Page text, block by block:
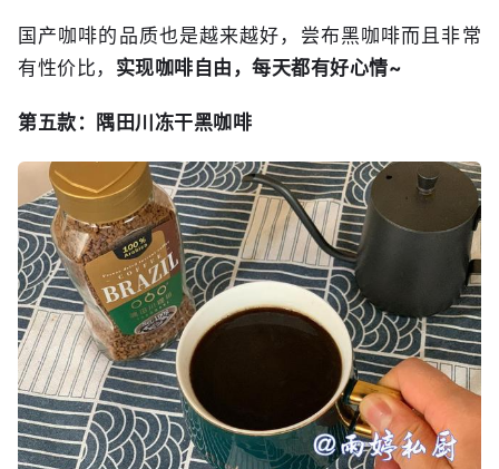
国产咖啡的品质也是越来越好，尝布黑咖啡而且非常
有性价比， 实现咖啡自由，每天都有好心情~
第五款：隅田川冻干黑咖啡